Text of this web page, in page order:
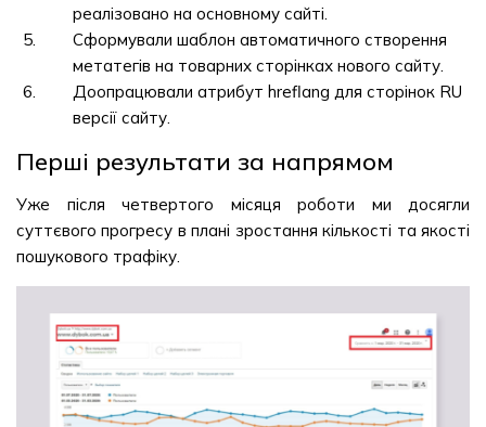
реалізовано на основному сайті.
Сформували шаблон автоматичного створення
метатегів на товарних сторінках нового сайту.
Доопрацювали атрибут hreflang для сторінок RU
версії сайту.
Перші результати за напрямом
Уже після четвертого місяця роботи ми досягли
суттєвого прогресу в плані зростання кількості та якості
пошукового трафіку.